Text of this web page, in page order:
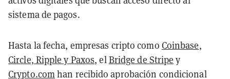
sistema de pagos.
Hasta la fecha, empresas cripto como Coinbase,
Circle, Ripple y Paxos, elBridge de Stripe y
Crypto.comhan recibido aprobación condicional